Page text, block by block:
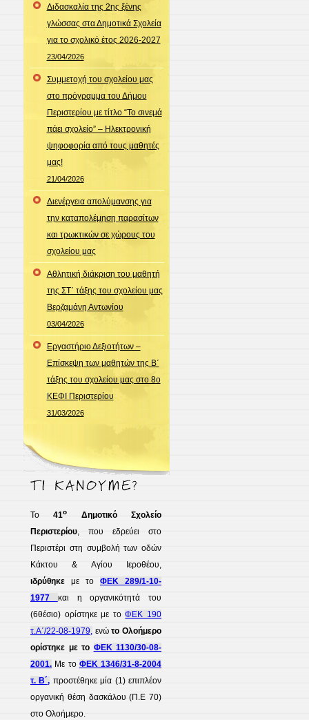
Διδασκαλία της 2ης ξένης
γλώσσας στα Δημοτικά Σχολεία
για το σχολικό έτος 2026-2027
23/04/2026
Συμμετοχή του σχολείου μας
στο πρόγραμμα του Δήμου
Περιστερίου με τίτλο “Το σινεμά
πάει σχολείο” – Ηλεκτρονική
ψηφοφορία από τους μαθητές
μας!
21/04/2026
Διενέργεια απολύμανσης για
την καταπολέμηση παρασίτων
και τρωκτικών σε χώρους του
σχολείου μας
Αθλητική διάκριση του μαθητή
της ΣΤ΄ τάξης του σχολείου μας
Βερζαμάνη Αντωνίου
03/04/2026
Εργαστήριο Δεξιοτήτων –
Επίσκεψη των μαθητών της Β΄
τάξης του σχολείου μας στο 8ο
ΚΕΦΙ Περιστερίου
31/03/2026
Το41ο
Δημοτικό Σχολείο
Περιστερίου, που εδρεύει στο
Περιστέρι στη συμβολή των οδών
Κάκτου & Αγίου Ιεροθέου,
ιδρύθηκε με το ΦΕΚ 289/1-10-
1977
και η οργανικότητά του
(6θέσιο) ορίστηκε με τοΦΕΚ 190
τ.Α΄/22-08-1979, ενώτο Ολοήμερο
ορίστηκε με το ΦΕΚ 1130/30-08-
2001. Με το ΦΕΚ 1346/31-8-2004
τ. Β΄, προστέθηκε μία (1) επιπλέον
οργανική θέση δασκάλου (Π.Ε 70)
στο Ολοήμερο.